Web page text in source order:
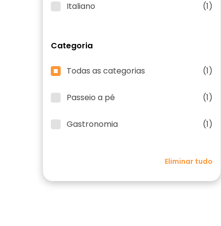
Italiano (1)
Categoria
Todas as categorias (1)
Passeio a pé (1)
Gastronomia (1)
Eliminar tudo